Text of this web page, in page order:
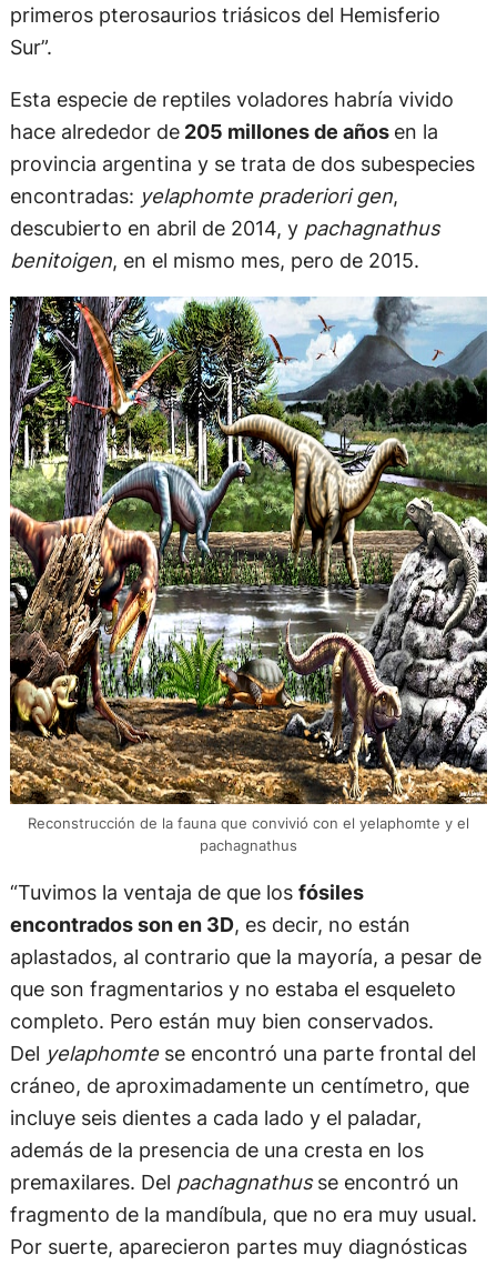
primeros pterosaurios triásicos del Hemisferio
Sur”.
Esta especie de reptiles voladores habría vivido
hace alrededor de205 millones de años en la
provincia argentina y se trata de dos subespecies
encontradas: yelaphomte praderiori gen,
descubierto en abril de 2014, y pachagnathus
benitoigen, en el mismo mes, pero de 2015.
Reconstrucción de la fauna que convivió con el yelaphomte y el
pachagnathus
“Tuvimos la ventaja de que los fósiles
encontrados son en 3D, es decir, no están
aplastados, al contrario que la mayoría, a pesar de
que son fragmentarios y no estaba el esqueleto
completo. Pero están muy bien conservados.
Del yelaphomtese encontró una parte frontal del
cráneo, de aproximadamente un centímetro, que
incluye seis dientes a cada lado y el paladar,
además de la presencia de una cresta en los
premaxilares. Del pachagnathusse encontró un
fragmento de la mandíbula, que no era muy usual.
Por suerte, aparecieron partes muy diagnósticas